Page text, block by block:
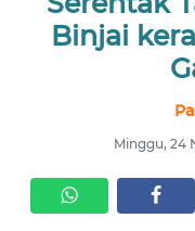
Binjai
Minggu, 24
NUSANTARA
OPINI